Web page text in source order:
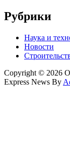
Рубрики
Наука и
Новости
Copyright © 2026
Express News By